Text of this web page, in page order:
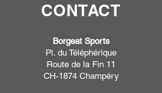
CONTACT
Borgeat Sports
Pl. du Téléphérique
Route de la Fin 11
CH-1874 Champéry